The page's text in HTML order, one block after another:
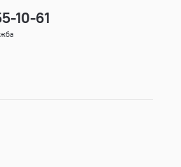
10-61